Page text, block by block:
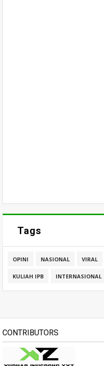
Tags
OPINI NASIONAL VIRAL
KULIAH IPB INTERNASIONAL
CONTRIBUTORS